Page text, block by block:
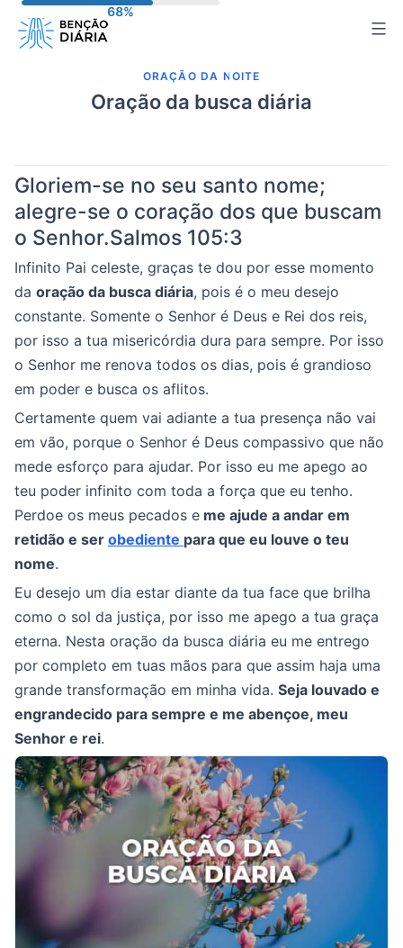
para
ORAÇÃO DA NOITE
Oração da busca diária
Gloriem-se no seu santo nome;
alegre-se o coração dos que buscam
o Senhor.Salmos 105:3
Infinito Pai celeste, graças te dou por esse momento
da oração da busca diária, pois é o meu desejo
constante. Somente o Senhor é Deus e Rei dos reis,
por isso a tua misericórdia dura para sempre. Por isso
o Senhor me renova todos os dias, pois é grandioso
em poder e busca os aflitos.
Certamente quem vai adiante a tua presença não vai
em vão, porque o Senhor é Deus compassivo que não
mede esforço para ajudar. Por isso eu me apego ao
teu poder infinito com toda a força que eu tenho.
Perdoe os meus pecados e me ajude a andar em
retidão e ser obediente para que eu louve o teu
nome.
Eu desejo um dia estar diante da tua face que brilha
como o sol da justiça, por isso me apego a tua graça
eterna. Nesta oração da busca diária eu me entrego
por completo em tuas mãos para que assim haja uma
grande transformação em minha vida. Seja louvado e
engrandecido para sempre e me abençoe, meu
Senhor e rei.